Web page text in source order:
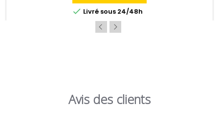
 Livré sous 24/48h
Avis des clients